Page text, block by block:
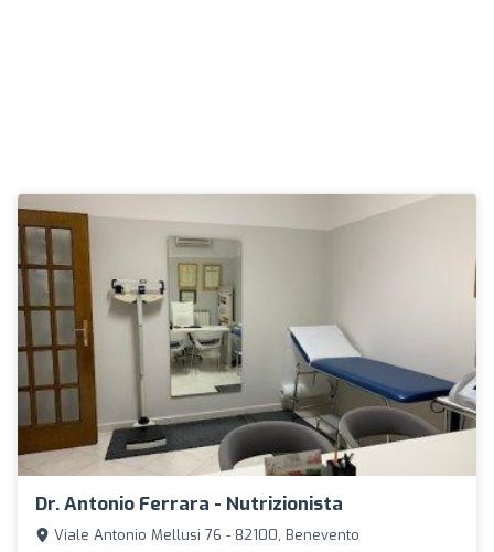
Dr. Antonio Ferrara - Nutrizionista
Viale Antonio Mellusi 76 - 82100, Benevento